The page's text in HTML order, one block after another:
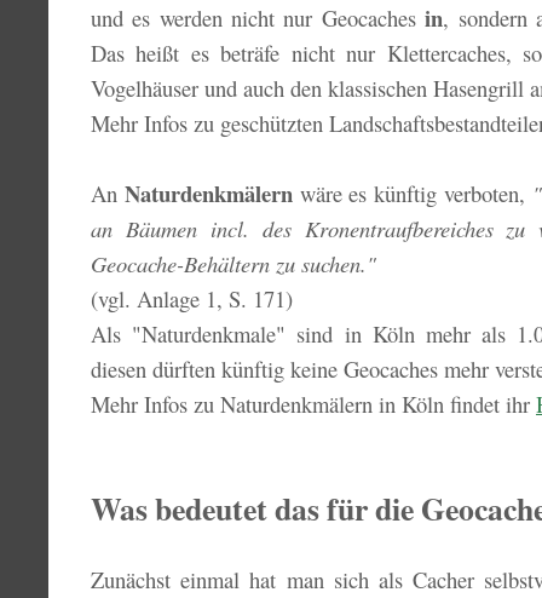
und es werden nicht nur Geocachesin, sondern
Das heißt es beträfe nicht nur Klettercaches,
Vogelhäuser und auch den klassischen Hasengrill
Mehr Infos zu geschützten
An Naturdenkmälernwäre es künftig verboten,
an Bäumen incl. des Kronentraufbereiches zu
Geocache-Behältern zu suchen."
(vgl. Anlage 1, S. 171)
Als "Naturdenkmale" sind in Köln mehr als
diesen dürften künftig keine Geocaches mehr
Mehr Infos zu Naturdenkmälern in Köln findet ihr
Was bedeutet das für die
Zunächst einmal hat man sich als Cacher